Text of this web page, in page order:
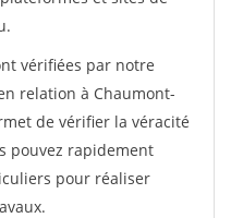
vérifiées par notre
relation à Chaumont-
de vérifier la véracité
pouvez rapidement
pour réaliser